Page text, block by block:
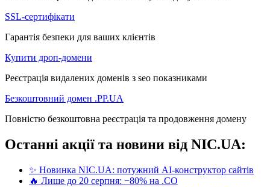
SSL-сертифікати
Гарантія безпеки для ваших клієнтів
Купити дроп-домени
Реєстрація видалених доменів з seo показниками
Безкоштовний домен .PP.UA
Повністю безкоштовна реєстрація та продовження домену
Останні акції та новини від NIC.UA:
✨ Новинка NIC.UA: потужний AI-конструктор сайтів
🔥 Лише до 20 серпня: −80% на .CO